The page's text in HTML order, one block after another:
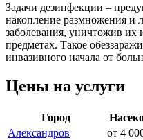
Задачи дезинфекции –
накопление размножения и
заболевания, уничтожив их
предметах. Такое
инвазивного начала от
Цены на услуги
Город
Александров
от 4